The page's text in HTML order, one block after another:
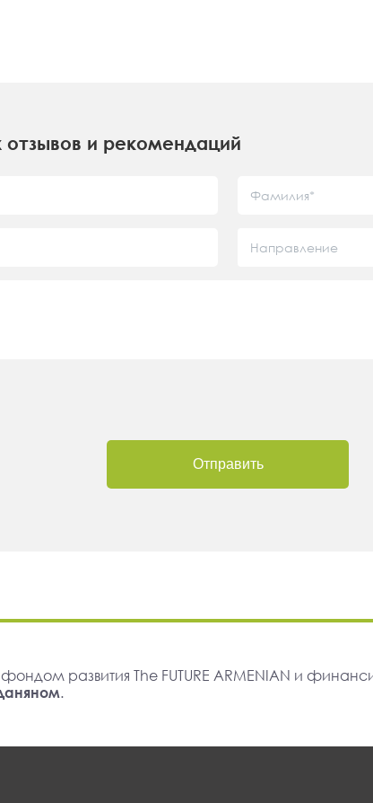
и рекомендаций
Направление
Отправить
развития The FUTURE ARMENIAN и
.